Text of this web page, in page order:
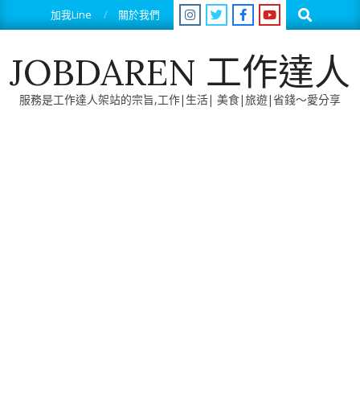
to
加我Line 關於我們 Search
JOBDAREN 工作達人
服務是工作達人架站的宗旨,工作|生活| 美食|旅遊|省錢～愛分享